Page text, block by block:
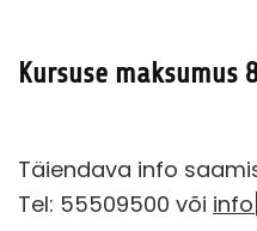
Kursuse maksumus
Täiendava info
Tel: 55509500 või